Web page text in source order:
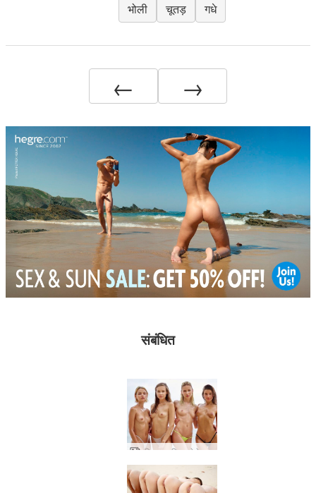
भोली
चूतड़ गधे
← →
संबंधित
एरियल, मारिका, मेलेना मारिया और मीरा बिकनी लड़कियां